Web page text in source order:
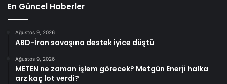
En Güncel Haberler
Ağustos 9, 2026
ABD-İran savaşına destek iyice düştü
Ağustos 9, 2026
METEN ne zaman işlem görecek? Metgün Enerji halka
arz kaç lot verdi?